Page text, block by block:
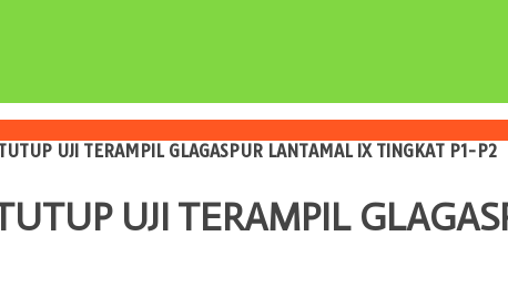
UJI TERAMPIL GLAGASPUR LANTAMAL IX TINGKAT P1-P2
UJI TERAMPIL